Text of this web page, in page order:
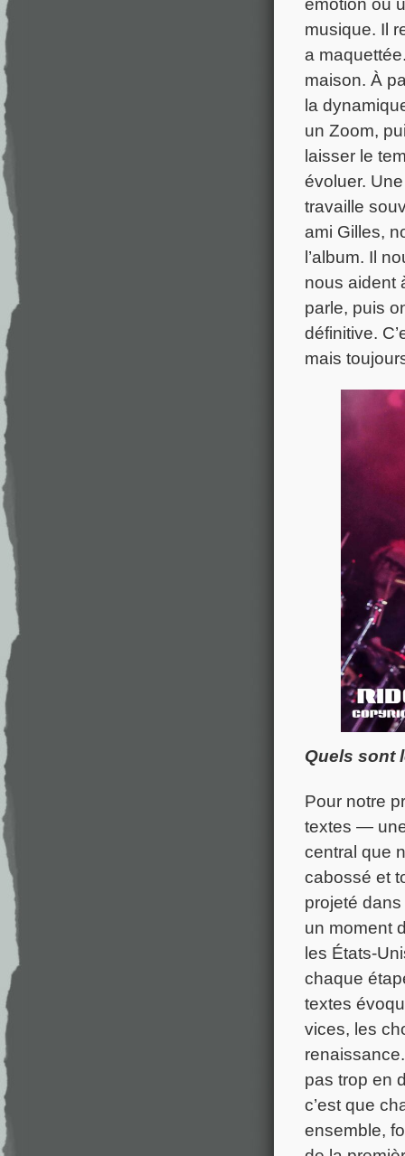
musique. Il
a
maison. À
la
un Zoom,
laisser le
évoluer.
travaille
ami Gilles,
l’album. Il
nous aident
parle, puis
définitive.
mais
Quels sont
Pour notre
textes —
central que
cabossé et
projeté
un moment
les États-
chaque
textes
vices, les
pas trop en
c’est que
ensemble,